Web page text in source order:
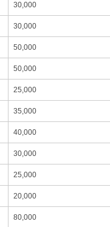
30,000
30,000
50,000
50,000
25,000
35,000
40,000
30,000
25,000
20,000
80,000